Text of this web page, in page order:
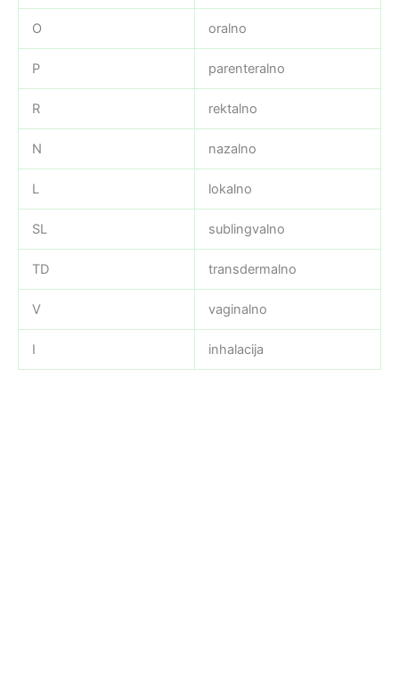
O oralno
P parenteralno
R rektalno
N nazalno
L lokalno
SL sublingvalno
TD transdermalno
V vaginalno
I inhalacija